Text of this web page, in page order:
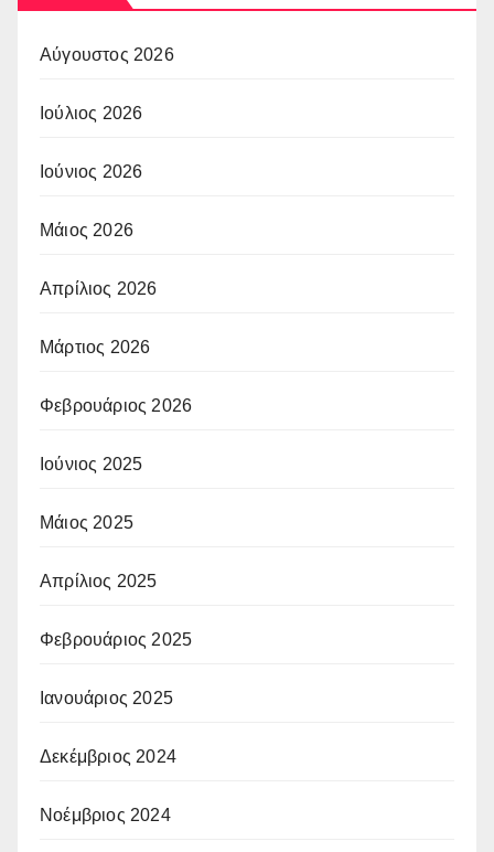
Αύγουστος 2026
Ιούλιος 2026
Ιούνιος 2026
Μάιος 2026
Απρίλιος 2026
Μάρτιος 2026
Φεβρουάριος 2026
Ιούνιος 2025
Μάιος 2025
Απρίλιος 2025
Φεβρουάριος 2025
Ιανουάριος 2025
Δεκέμβριος 2024
Νοέμβριος 2024